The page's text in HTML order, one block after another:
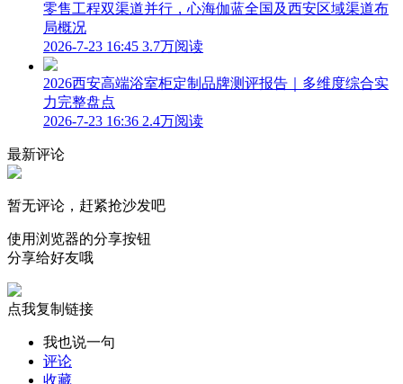
零售工程双渠道并行，心海伽蓝全国及西安区域渠道布
局概况
2026-7-23 16:45 3.7万阅读
2026西安高端浴室柜定制品牌测评报告｜多维度综合实
力完整盘点
2026-7-23 16:36 2.4万阅读
最新评论
暂无评论，赶紧抢沙发吧
使用浏览器的分享按钮
分享给好友哦
点我复制链接
我也说一句
评论
收藏